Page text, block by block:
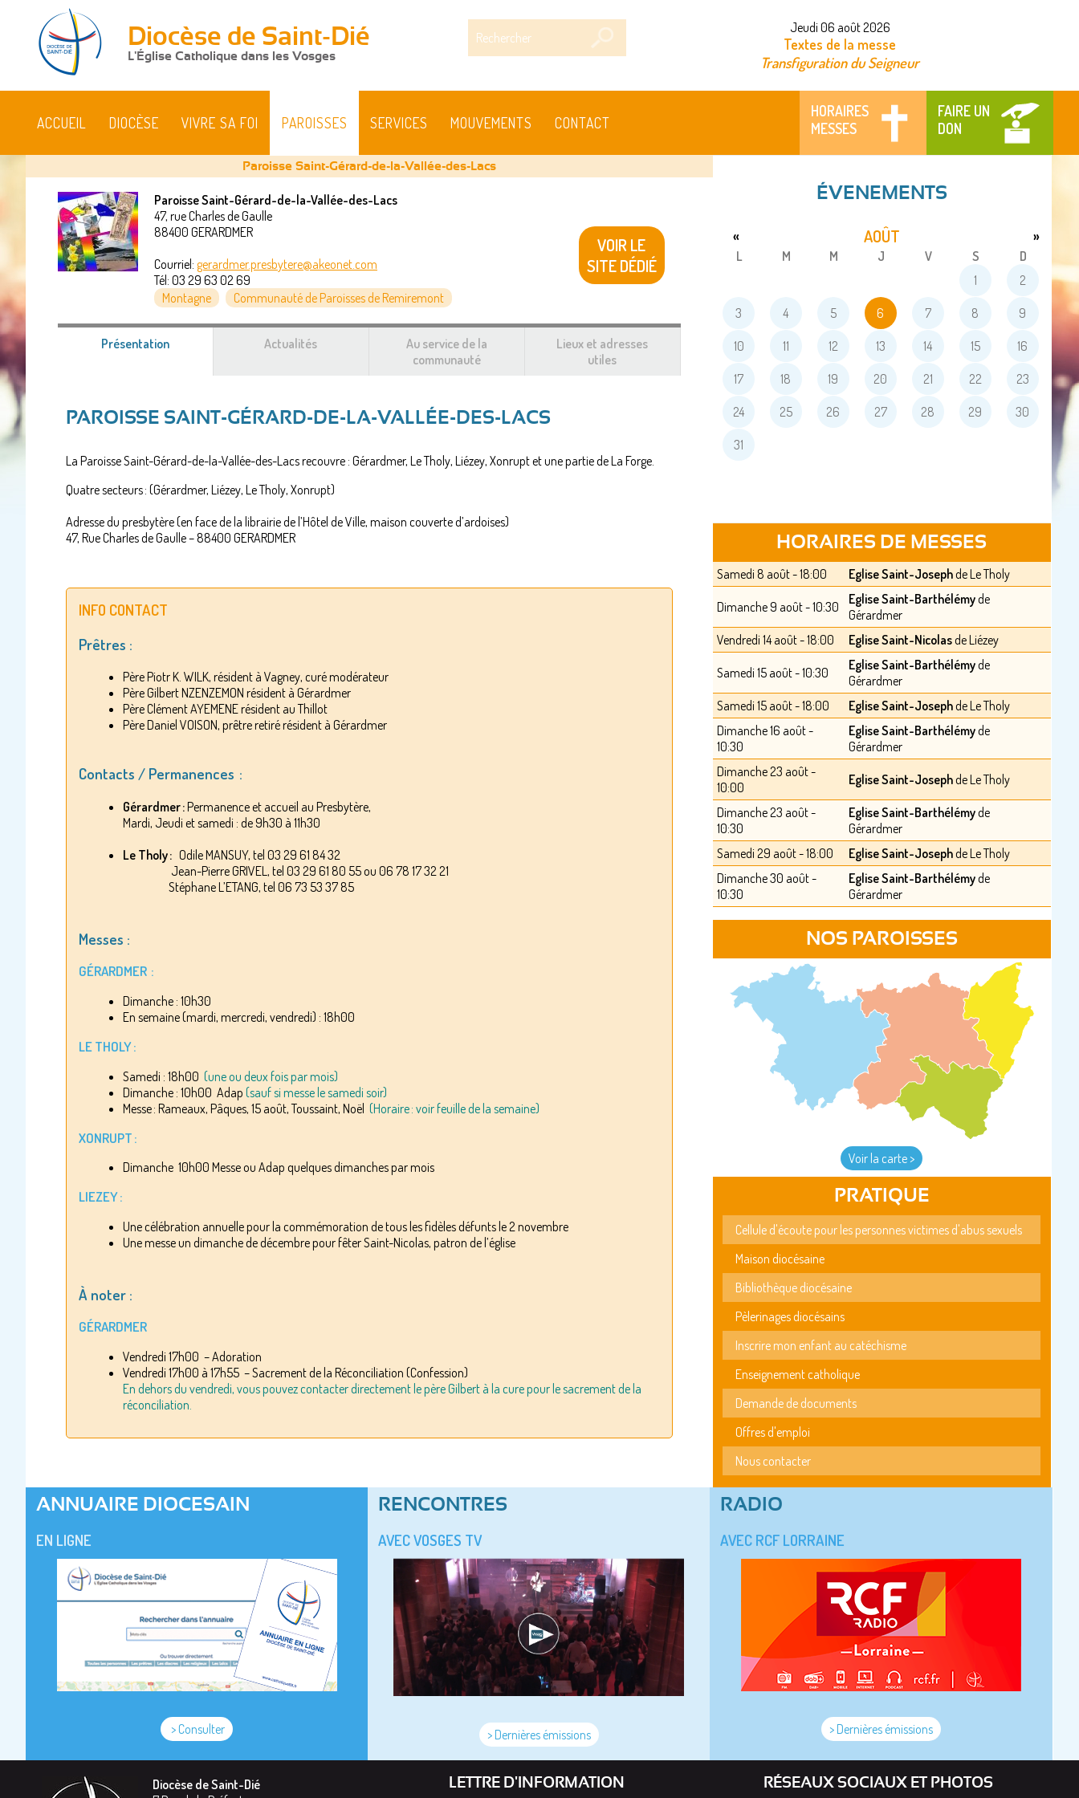
Diocèse de Saint-Dié
L'Église Catholique dans les Vosges
Jeudi 06 août 2026
Textes de la messe
Transfiguration du Seigneur
HORAIRES
MESSES
FAIRE UN
DON
ACCUEIL DIOCÈSE VIVRE SA FOI PAROISSES SERVICES MOUVEMENTS CONTACT
Vous
êtes
Paroisse Saint-Gérard-de-la-Vallée-des-Lacs
Paroisse Saint-Gérard-de-la-Vallée-des-Lacs
47, rue Charles de Gaulle
88400 GERARDMER
Courriel: gerardmer.presbytere@akeonet.com
Tél: 03 29 63 02 69
Montagne
Communauté de Paroisses de Remiremont
VOIR LE
SITE DÉDIÉ
Présentation(onglet
Actualités
Au service de la
communauté
Lieux et adresses
utiles
PAROISSE SAINT-GÉRARD-DE-LA-VALLÉE-DES-LACS
La Paroisse Saint-Gérard-de-la-Vallée-des-Lacs recouvre : Gérardmer, Le Tholy, Liézey, Xonrupt et une partie de La Forge.
Quatre secteurs : (Gérardmer, Liézey, Le Tholy, Xonrupt)
Adresse du presbytère (en face de la librairie de l’Hôtel de Ville, maison couverte d’ardoises)
47, Rue Charles de Gaulle – 88400 GERARDMER
INFO CONTACT
Prêtres :
Père Piotr K. WILK, résident à Vagney, curé modérateur
Père Gilbert NZENZEMON résident à Gérardmer
Père Clément AYEMENE résident au Thillot
Père Daniel VOISON, prêtre retiré résident à Gérardmer
Contacts / Permanences :
Gérardmer :Permanence et accueil au Presbytère,
Mardi, Jeudi et samedi : de 9h30 à 11h30
Le Tholy : Odile MANSUY, tel 03 29 61 84 32
Jean-Pierre GRIVEL, tel 03 29 61 80 55 ou 06 78 17 32 21
Stéphane L’ETANG, tel 06 73 53 37 85
Messes :
GÉRARDMER :
Dimanche : 10h30
En semaine (mardi, mercredi, vendredi) : 18h00
LE THOLY :
Samedi : 18h00 (une ou deux fois par mois)
Dimanche : 10h00 Adap (sauf si messe le samedi soir)
Messe : Rameaux, Pâques, 15 août, Toussaint, Noël (Horaire : voir feuille de la semaine)
XONRUPT :
Dimanche 10h00 Messe ou Adap quelques dimanches par mois
LIEZEY :
Une célébration annuelle pour la commémoration de tous les fidèles défunts le 2 novembre
Une messe un dimanche de décembre pour fêter Saint-Nicolas, patron de l’église
À noter :
GÉRARDMER
Vendredi 17h00 – Adoration
Vendredi 17h00 à 17h55 – Sacrement de la Réconciliation (Confession)
En dehors du vendredi, vous pouvez contacter directement le père Gilbert à la cure pour le sacrement de la
réconciliation.
ÉVENEMENTS
AOÛT
« »
L M M J V S
D
1
2
3 4 5 6 7 8 9
10 11 12 13 14 15 16
17 18 19 20 21 22 23
24 25 26 27 28 29 30
31
HORAIRES DE MESSES
Samedi 8 août - 18:00 Eglise Saint-Josephde Le Tholy
Dimanche 9 août - 10:30 Eglise Saint-Barthélémyde
Gérardmer
Vendredi 14 août - 18:00
Eglise Saint-Nicolasde Liézey
Samedi 15 août - 10:30 Eglise Saint-Barthélémyde
Gérardmer
Samedi 15 août - 18:00
Eglise Saint-Josephde Le Tholy
Dimanche 16 août -
10:30
Eglise Saint-Barthélémyde
Gérardmer
Dimanche 23 août -
10:00
Eglise Saint-Josephde Le Tholy
Dimanche 23 août -
10:30
Eglise Saint-Barthélémyde
Gérardmer
Samedi 29 août - 18:00
Eglise Saint-Josephde Le Tholy
Dimanche 30 août -
10:30
Eglise Saint-Barthélémyde
Gérardmer
NOS PAROISSES
Voir la carte >
PRATIQUE
Cellule d'écoute pour les personnes victimes d'abus sexuels
Maison diocésaine
Bibliothèque diocésaine
Pèlerinages diocésains
Inscrire mon enfant au catéchisme
Enseignement catholique
Demande de documents
Offres d'emploi
Nous contacter
ANNUAIRE DIOCESAIN
EN LIGNE
> Consulter
RENCONTRES
AVEC VOSGES TV
> Dernières émissions
RADIO
AVEC RCF LORRAINE
> Dernières émissions
Diocèse de Saint-Dié
LETTRE D'INFORMATION RÉSEAUX SOCIAUX ET PHOTOS